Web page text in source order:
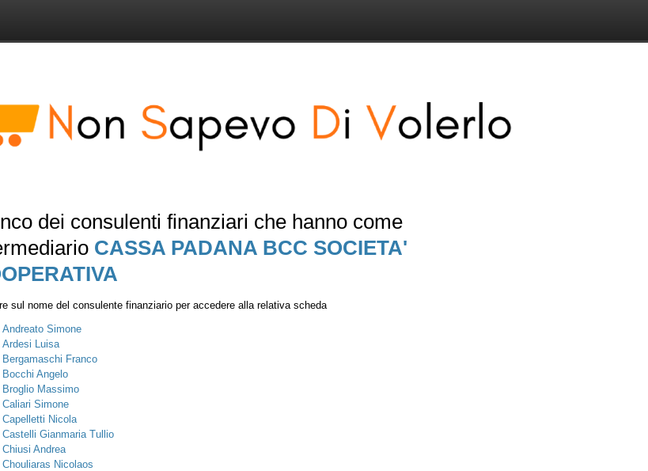
dei consulenti finanziari che hanno come
CASSA PADANA BCC SOCIETA'
sul nome del consulente finanziario per accedere alla relativa scheda
Andreato Simone
Ardesi Luisa
Bergamaschi Franco
Bocchi Angelo
Broglio Massimo
Caliari Simone
Capelletti Nicola
Castelli Gianmaria Tullio
Chiusi Andrea
Chouliaras Nicolaos